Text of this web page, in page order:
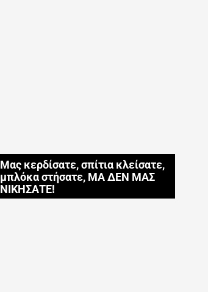
Μας κερδίσατε, σπίτια κλείσατε,
μπλόκα στήσατε, ΜΑ ΔΕΝ ΜΑΣ
ΝΙΚΗΣΑΤΕ!